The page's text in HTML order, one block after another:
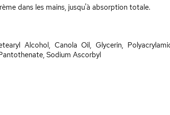
dans les mains, jusqu'à absorption totale.
Alcohol, Canola Oil, Glycerin,
Sodium Ascorbyl